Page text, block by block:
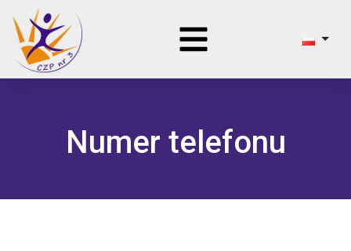
Numer telefonu